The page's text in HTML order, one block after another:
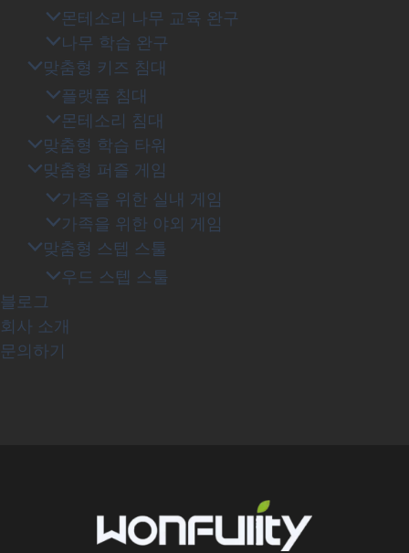
몬테소리 나무 교육 완구
나무 학습 완구
맞춤형 키즈 침대
플랫폼 침대
몬테소리 침대
맞춤형 학습 타워
맞춤형 퍼즐 게임
가족을 위한 실내 게임
가족을 위한 야외 게임
맞춤형 스텝 스툴
우드 스텝 스툴
블로그
회사 소개
문의하기